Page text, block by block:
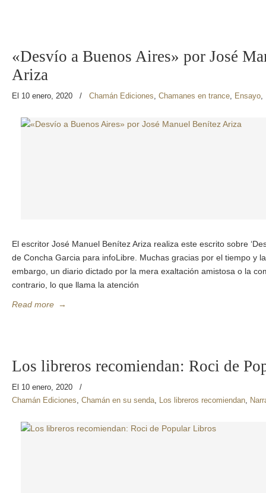
«Desvío a Buenos Aires» por José
Ariza
El 10 enero, 2020 / Chamán Ediciones, Chamanes en trance, Ensayo,
El escritor José Manuel Benítez Ariza realiza este escrito sobre
de Concha Garcia para infoLibre. Muchas gracias por el tiempo y
embargo, un diario dictado por la mera exaltación amistosa o la
contrario, lo que llama la atención
Read more →
Los libreros recomiendan: Roci de
El 10 enero, 2020
/
Chamán Ediciones, Chamán en su senda, Los libreros recomiendan,